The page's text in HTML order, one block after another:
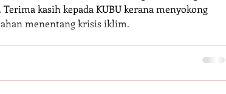
kasih kepada KUBU kerana menyokong
menentang krisis iklim.